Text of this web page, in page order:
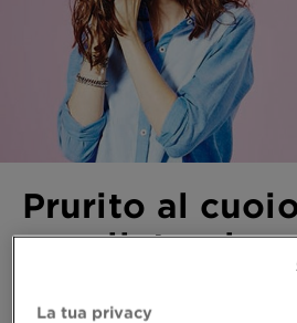
Prurito al
capelluto: da
La tua privacy